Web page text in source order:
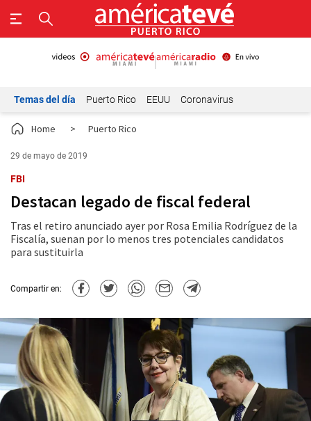
Temas del día Puerto Rico EEUU Coronavirus
Home > Puerto Rico
29 de mayo de 2019
FBI
Destacan legado de fiscal federal
Tras el retiro anunciado ayer por Rosa Emilia Rodríguez de la
Fiscalía, suenan por lo menos tres potenciales candidatos
para sustituirla
Compartir en: